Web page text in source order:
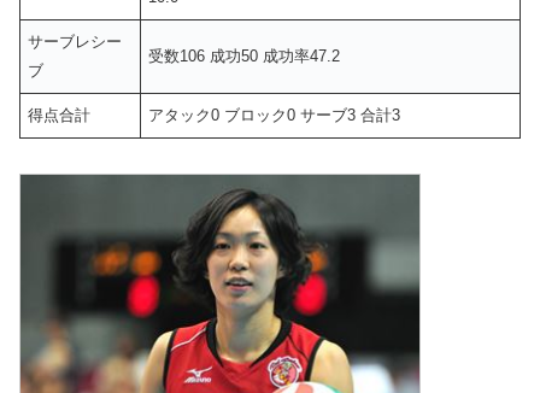
サーブレシー
ブ
受数106 成功50 成功率47.2
得点合計 アタック0 ブロック0 サーブ3 合計3